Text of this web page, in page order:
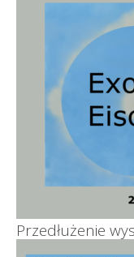
Przedłużenie